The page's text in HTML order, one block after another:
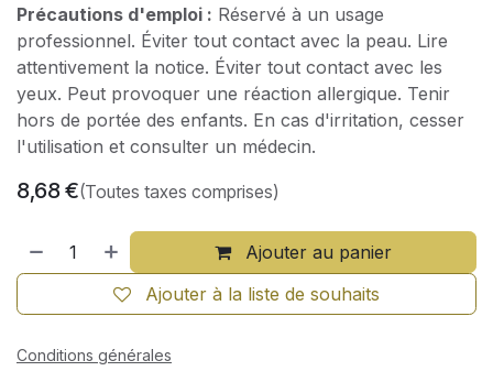
Précautions d'emploi : Réservé à un usage
professionnel. Éviter tout contact avec la peau. Lire
attentivement la notice. Éviter tout contact avec les
yeux. Peut provoquer une réaction allergique. Tenir
hors de portée des enfants. En cas d'irritation, cesser
l'utilisation et consulter un médecin.
8,68€(Toutes taxes comprises)
Ajouter au panier
Ajouter à la liste de souhaits
Conditions générales